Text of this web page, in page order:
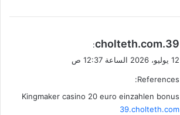
ي
ق
ل
39.cholteth.com
:
12 يوليو، 2026 الساعة 12:37 ص
References:
Kingmaker casino 20 euro einzahlen bonus
39.cholteth.com